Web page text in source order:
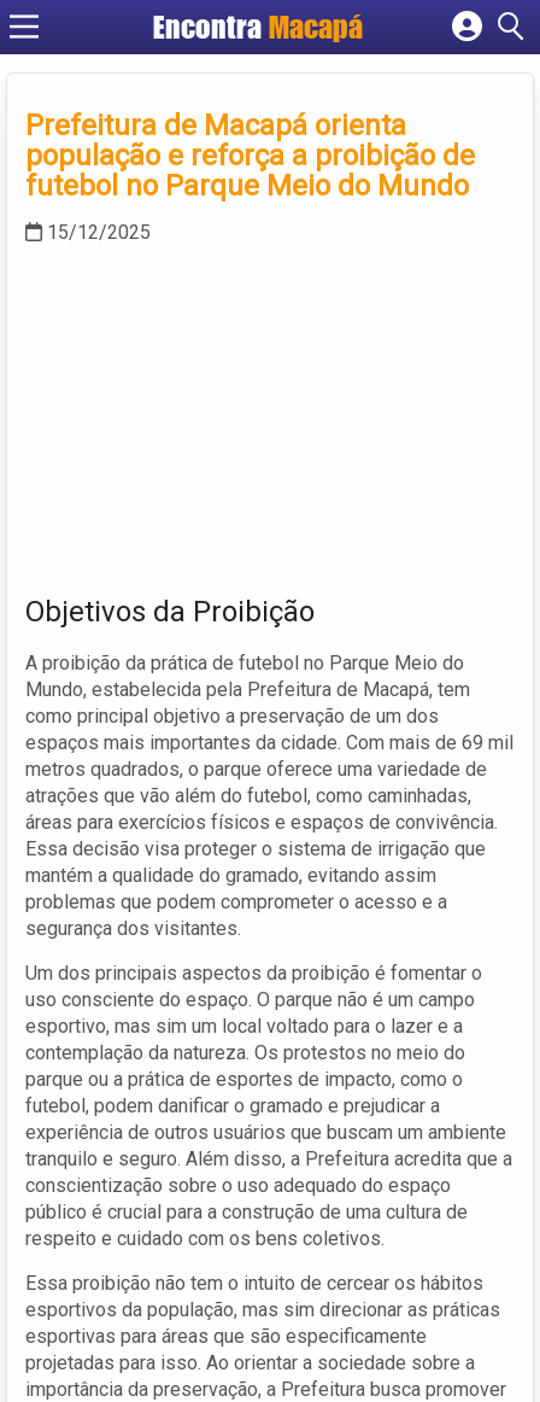
EncontraMacapá
Cadastrar empresa
Criar conta
Prefeitura de Macapá orienta
população e reforça a proibição de
futebol no Parque Meio do Mundo
15/12/2025
Objetivos da Proibição
A proibição da prática de futebol no Parque Meio do
Mundo, estabelecida pela Prefeitura de Macapá, tem
como principal objetivo a preservação de um dos
espaços mais importantes da cidade. Com mais de 69 mil
metros quadrados, o parque oferece uma variedade de
atrações que vão além do futebol, como caminhadas,
áreas para exercícios físicos e espaços de convivência.
Essa decisão visa proteger o sistema de irrigação que
mantém a qualidade do gramado, evitando assim
problemas que podem comprometer o acesso e a
segurança dos visitantes.
Um dos principais aspectos da proibição é fomentar o
uso consciente do espaço. O parque não é um campo
esportivo, mas sim um local voltado para o lazer e a
contemplação da natureza. Os protestos no meio do
parque ou a prática de esportes de impacto, como o
futebol, podem danificar o gramado e prejudicar a
experiência de outros usuários que buscam um ambiente
tranquilo e seguro. Além disso, a Prefeitura acredita que a
conscientização sobre o uso adequado do espaço
público é crucial para a construção de uma cultura de
respeito e cuidado com os bens coletivos.
Essa proibição não tem o intuito de cercear os hábitos
esportivos da população, mas sim direcionar as práticas
esportivas para áreas que são especificamente
projetadas para isso. Ao orientar a sociedade sobre a
importância da preservação, a Prefeitura busca promover